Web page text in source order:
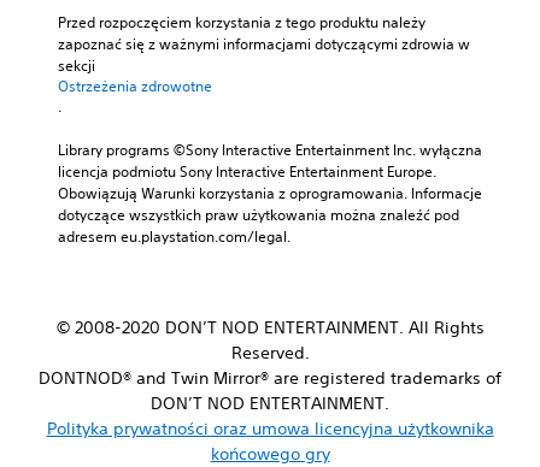
Przed rozpoczęciem korzystania z tego produktu należy
zapoznać się z ważnymi informacjami dotyczącymi zdrowia w
sekcji
Ostrzeżenia zdrowotne
.
Library programs ©Sony Interactive Entertainment Inc. wyłączna
licencja podmiotu Sony Interactive Entertainment Europe.
Obowiązują Warunki korzystania z oprogramowania. Informacje
dotyczące wszystkich praw użytkowania można znaleźć pod
adresem eu.playstation.com/legal.
© 2008-2020 DON’T NOD ENTERTAINMENT. All Rights
Reserved.
DONTNOD® and Twin Mirror® are registered trademarks of
DON’T NOD ENTERTAINMENT.
Polityka prywatności oraz umowa licencyjna użytkownika
końcowego gry